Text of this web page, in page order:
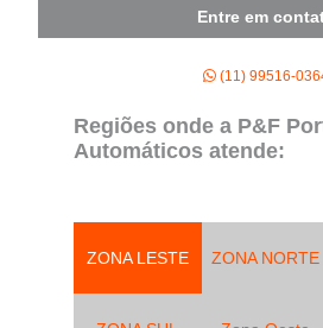
Entre em
(11) 99516-
Regiões onde a P&F
Automáticos atende:
ZONA LESTE ZONA NORTE